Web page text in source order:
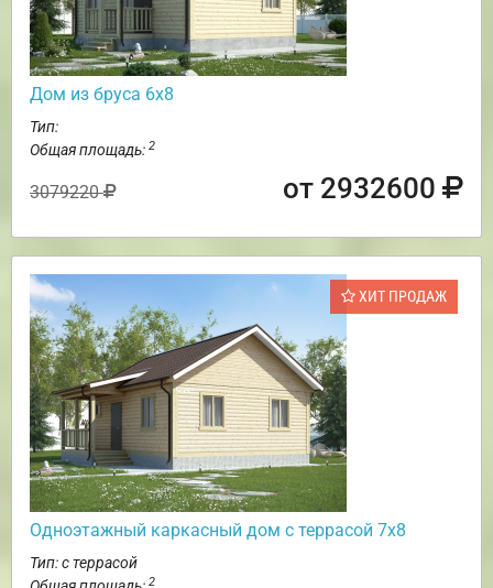
Дом из бруса 6х8
Тип:
Общая площадь: 2
3079220 от 2932600
ХИТ ПРОДАЖ
Одноэтажный каркасный дом с террасой 7х8
Тип: с террасой
2